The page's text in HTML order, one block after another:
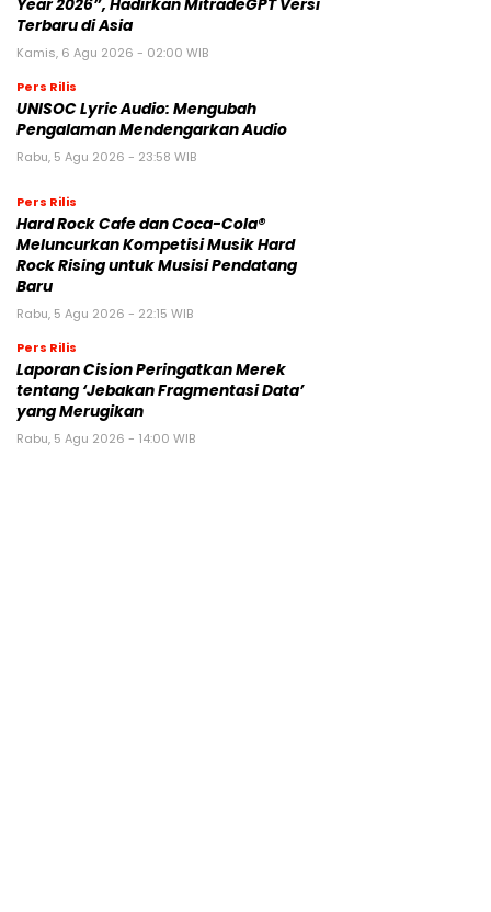
Year 2026”, Hadirkan MitradeGPT Versi
Terbaru di Asia
Kamis, 6 Agu 2026 - 02:00 WIB
Pers Rilis
UNISOC Lyric Audio: Mengubah
Pengalaman Mendengarkan Audio
Rabu, 5 Agu 2026 - 23:58 WIB
Pers Rilis
Hard Rock Cafe dan Coca-Cola®
Meluncurkan Kompetisi Musik Hard
Rock Rising untuk Musisi Pendatang
Baru
Rabu, 5 Agu 2026 - 22:15 WIB
Pers Rilis
Laporan Cision Peringatkan Merek
tentang ‘Jebakan Fragmentasi Data’
yang Merugikan
Rabu, 5 Agu 2026 - 14:00 WIB